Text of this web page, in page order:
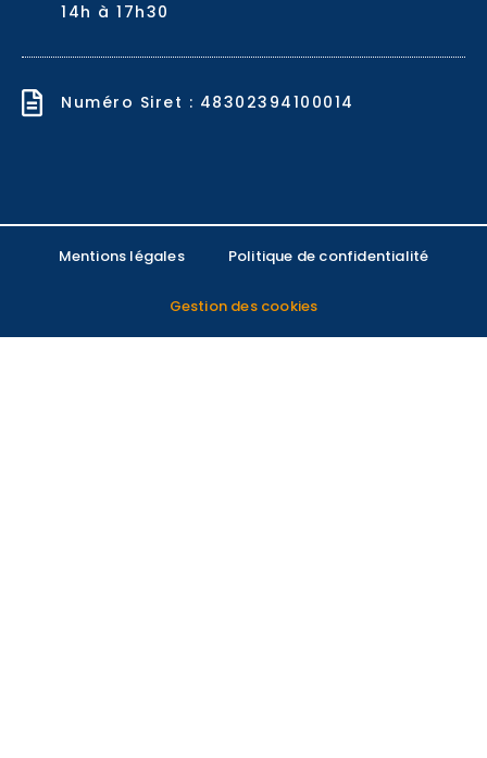
14h à 17h30
Numéro Siret : 48302394100014
Mentions légales Politique de confidentialité
Gestion des cookies